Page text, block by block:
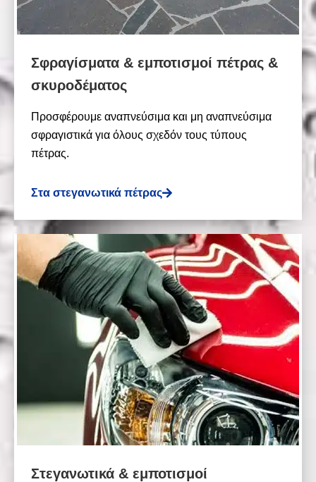
Σφραγίσματα & εμποτισμοί πέτρας &
σκυροδέματος
Προσφέρουμε αναπνεύσιμα και μη αναπνεύσιμα
σφραγιστικά για όλους σχεδόν τους τύπους
πέτρας.
Στα στεγανωτικά πέτρας
Στεγανωτικά & εμποτισμοί